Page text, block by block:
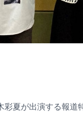
彩夏が出演する報